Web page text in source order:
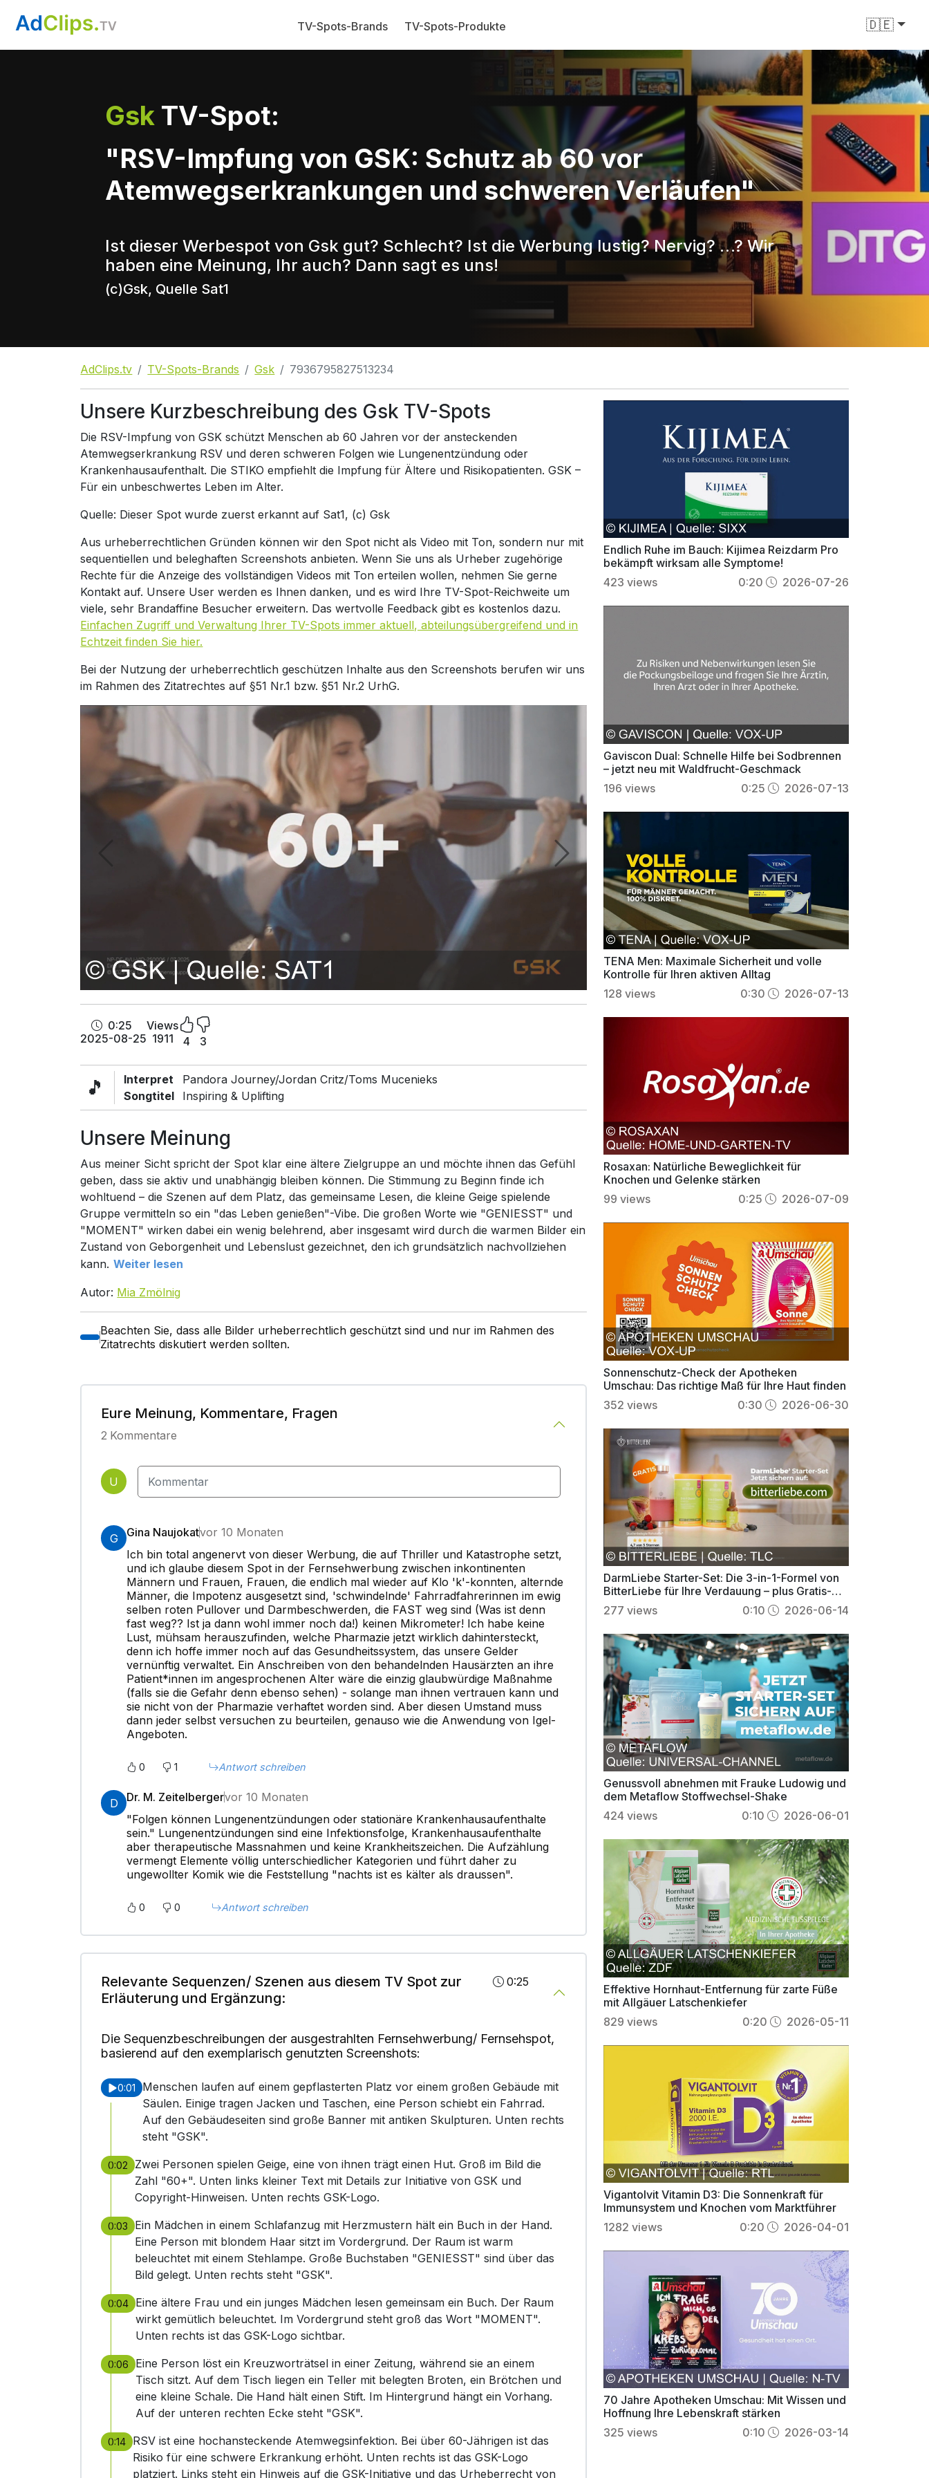
TV-Spots-Brands TV-Spots-Produkte 🇩🇪
Gsk TV-Spot:
"RSV-Impfung von GSK: Schutz ab 60 vor
Atemwegserkrankungen und schweren Verläufen"
Ist dieser Werbespot von Gsk gut? Schlecht? Ist die Werbung lustig? Nervig? …? Wir
haben eine Meinung, Ihr auch? Dann sagt es uns!
(c)Gsk, Quelle Sat1
AdClips.tv TV-Spots-Brands Gsk 7936795827513234
Unsere Kurzbeschreibung des Gsk TV-Spots
Die RSV-Impfung von GSK schützt Menschen ab 60 Jahren vor der ansteckenden
Atemwegserkrankung RSV und deren schweren Folgen wie Lungenentzündung oder
Krankenhausaufenthalt. Die STIKO empfiehlt die Impfung für Ältere und Risikopatienten. GSK –
Für ein unbeschwertes Leben im Alter.
Quelle: Dieser Spot wurde zuerst erkannt auf Sat1, (c) Gsk
Aus urheberrechtlichen Gründen können wir den Spot nicht als Video mit Ton, sondern nur mit
sequentiellen und beleghaften Screenshots anbieten. Wenn Sie uns als Urheber zugehörige
Rechte für die Anzeige des vollständigen Videos mit Ton erteilen wollen, nehmen Sie gerne
Kontakt auf. Unsere User werden es Ihnen danken, und es wird Ihre TV-Spot-Reichweite um
viele, sehr Brandaffine Besucher erweitern. Das wertvolle Feedback gibt es kostenlos dazu.
Einfachen Zugriff und Verwaltung Ihrer TV-Spots immer aktuell, abteilungsübergreifend und in
Echtzeit finden Sie hier.
Bei der Nutzung der urheberrechtlich geschützen Inhalte aus den Screenshots berufen wir uns
im Rahmen des Zitatrechtes auf §51 Nr.1 bzw. §51 Nr.2 UrhG.
0:25
2025-08-25
Views
1911
4 3
🎵
Interpret
Songtitel
Pandora Journey/Jordan Critz/Toms Mucenieks
Inspiring & Uplifting
Unsere Meinung
Aus meiner Sicht spricht der Spot klar eine ältere Zielgruppe an und möchte ihnen das Gefühl
geben, dass sie aktiv und unabhängig bleiben können. Die Stimmung zu Beginn finde ich
wohltuend – die Szenen auf dem Platz, das gemeinsame Lesen, die kleine Geige spielende
Gruppe vermitteln so ein "das Leben genießen"-Vibe. Die großen Worte wie "GENIESST" und
"MOMENT" wirken dabei ein wenig belehrend, aber insgesamt wird durch die warmen Bilder ein
Zustand von Geborgenheit und Lebenslust gezeichnet, den ich grundsätzlich nachvollziehen
kann. Weiter lesen
Autor: Mia Zmölnig
Beachten Sie, dass alle Bilder urheberrechtlich geschützt sind und nur im Rahmen des
Zitatrechts diskutiert werden sollten.
Eure Meinung, Kommentare, Fragen
2 Kommentare
U
G Gina Naujokatvor 10 Monaten
Ich bin total angenervt von dieser Werbung, die auf Thriller und Katastrophe setzt,
und ich glaube diesem Spot in der Fernsehwerbung zwischen inkontinenten
Männern und Frauen, Frauen, die endlich mal wieder auf Klo 'k'-konnten, alternde
Männer, die Impotenz ausgesetzt sind, 'schwindelnde' Fahrradfahrerinnen im ewig
selben roten Pullover und Darmbeschwerden, die FAST weg sind (Was ist denn
fast weg?? Ist ja dann wohl immer noch da!) keinen Mikrometer! Ich habe keine
Lust, mühsam herauszufinden, welche Pharmazie jetzt wirklich dahintersteckt,
denn ich hoffe immer noch auf das Gesundheitssystem, das unsere Gelder
vernünftig verwaltet. Ein Anschreiben von den behandelnden Hausärzten an ihre
Patient*innen im angesprochenen Alter wäre die einzig glaubwürdige Maßnahme
(falls sie die Gefahr denn ebenso sehen) - solange man ihnen vertrauen kann und
sie nicht von der Pharmazie verhaftet worden sind. Aber diesen Umstand muss
dann jeder selbst versuchen zu beurteilen, genauso wie die Anwendung von Igel-
Angeboten.
0 1 Antwort schreiben
D Dr. M. Zeitelbergervor 10 Monaten
"Folgen können Lungenentzündungen oder stationäre Krankenhausaufenthalte
sein." Lungenentzündungen sind eine Infektionsfolge, Krankenhausaufenthalte
aber therapeutische Massnahmen und keine Krankheitszeichen. Die Aufzählung
vermengt Elemente völlig unterschiedlicher Kategorien und führt daher zu
ungewollter Komik wie die Feststellung "nachts ist es kälter als draussen".
0 0 Antwort schreiben
Relevante Sequenzen/ Szenen aus diesem TV Spot zur
Erläuterung und Ergänzung:
0:25
Die Sequenzbeschreibungen der ausgestrahlten Fernsehwerbung/ Fernsehspot,
basierend auf den exemplarisch genutzten Screenshots:
0:01
Menschen laufen auf einem gepflasterten Platz vor einem großen Gebäude mit
Säulen. Einige tragen Jacken und Taschen, eine Person schiebt ein Fahrrad.
Auf den Gebäudeseiten sind große Banner mit antiken Skulpturen. Unten rechts
steht "GSK".
0:02
Zwei Personen spielen Geige, eine von ihnen trägt einen Hut. Groß im Bild die
Zahl "60+". Unten links kleiner Text mit Details zur Initiative von GSK und
Copyright-Hinweisen. Unten rechts GSK-Logo.
0:03
Ein Mädchen in einem Schlafanzug mit Herzmustern hält ein Buch in der Hand.
Eine Person mit blondem Haar sitzt im Vordergrund. Der Raum ist warm
beleuchtet mit einem Stehlampe. Große Buchstaben "GENIESST" sind über das
Bild gelegt. Unten rechts steht "GSK".
0:04
Eine ältere Frau und ein junges Mädchen lesen gemeinsam ein Buch. Der Raum
wirkt gemütlich beleuchtet. Im Vordergrund steht groß das Wort "MOMENT".
Unten rechts ist das GSK-Logo sichtbar.
0:06
Eine Person löst ein Kreuzworträtsel in einer Zeitung, während sie an einem
Tisch sitzt. Auf dem Tisch liegen ein Teller mit belegten Broten, ein Brötchen und
eine kleine Schale. Die Hand hält einen Stift. Im Hintergrund hängt ein Vorhang.
Auf der unteren rechten Ecke steht "GSK".
0:14
RSV ist eine hochansteckende Atemwegsinfektion. Bei über 60-Jährigen ist das
Risiko für eine schwere Erkrankung erhöht. Unten rechts ist das GSK-Logo
platziert. Links steht ein Hinweis auf die GSK-Initiative und das Urheberrecht von
Endlich Ruhe im Bauch: Kijimea Reizdarm Pro
bekämpft wirksam alle Symptome!
423 views 0:20 2026-07-26
Gaviscon Dual: Schnelle Hilfe bei Sodbrennen
– jetzt neu mit Waldfrucht-Geschmack
196 views 0:25 2026-07-13
TENA Men: Maximale Sicherheit und volle
Kontrolle für Ihren aktiven Alltag
128 views 0:30 2026-07-13
Rosaxan: Natürliche Beweglichkeit für
Knochen und Gelenke stärken
99 views 0:25 2026-07-09
Sonnenschutz-Check der Apotheken
Umschau: Das richtige Maß für Ihre Haut finden
352 views 0:30 2026-06-30
DarmLiebe Starter-Set: Die 3-in-1-Formel von
BitterLiebe für Ihre Verdauung – plus Gratis-
Shaker!
277 views 0:10 2026-06-14
Genussvoll abnehmen mit Frauke Ludowig und
dem Metaflow Stoffwechsel-Shake
424 views 0:10 2026-06-01
Effektive Hornhaut-Entfernung für zarte Füße
mit Allgäuer Latschenkiefer
829 views 0:20 2026-05-11
Vigantolvit Vitamin D3: Die Sonnenkraft für
Immunsystem und Knochen vom Marktführer
1282 views 0:20 2026-04-01
70 Jahre Apotheken Umschau: Mit Wissen und
Hoffnung Ihre Lebenskraft stärken
325 views 0:10 2026-03-14